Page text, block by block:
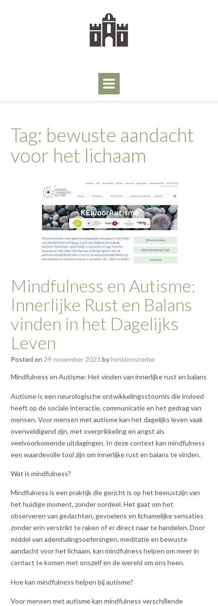
Tag: bewuste aandacht
voor het lichaam
Mindfulness en Autisme:
Innerlijke Rust en Balans
vinden in het Dagelijks
Leven
Posted on 29 november 2023 byhetkloosterbe
Mindfulness en Autisme: Het vinden van innerlijke rust en balans
Autisme is een neurologische ontwikkelingsstoornis die invloed
heeft op de sociale interactie, communicatie en het gedrag van
mensen. Voor mensen met autisme kan het dagelijks leven vaak
overweldigend zijn, met overprikkeling en angst als
veelvoorkomende uitdagingen. In deze context kan mindfulness
een waardevolle tool zijn om innerlijke rust en balans te vinden.
Wat is mindfulness?
Mindfulness is een praktijk die gericht is op het bewustzijn van
het huidige moment, zonder oordeel. Het gaat om het
observeren van gedachten, gevoelens en lichamelijke sensaties
zonder erin verstrikt te raken of er direct naar te handelen. Door
middel van ademhalingsoefeningen, meditatie en bewuste
aandacht voor het lichaam, kan mindfulness helpen om meer in
contact te komen met onszelf en de wereld om ons heen.
Hoe kan mindfulness helpen bij autisme?
Voor mensen met autisme kan mindfulness verschillende